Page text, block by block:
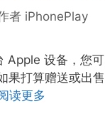
者 iPhonePlay
Apple 设备，您
果打算赠送或出
读更多